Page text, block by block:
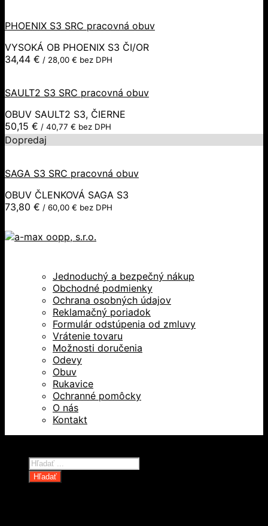
PHOENIX S3 SRC pracovná obuv
VYSOKÁ OB PHOENIX S3 ČI/OR
34,44 € / 28,00 € bez DPH
SAULT2 S3 SRC pracovná obuv
OBUV SAULT2 S3, ČIERNE
50,15 € / 40,77 € bez DPH
Dopredaj
SAGA S3 SRC pracovná obuv
OBUV ČLENKOVÁ SAGA S3
73,80 € / 60,00 € bez DPH
Jednoduchý a bezpečný nákup
Obchodné podmienky
Ochrana osobných údajov
Reklamačný poriadok
Formulár odstúpenia od zmluvy
Vrátenie tovaru
Možnosti doručenia
Odevy
Obuv
Rukavice
Ochranné pomôcky
O nás
Kontakt
Products
search
Hľadať